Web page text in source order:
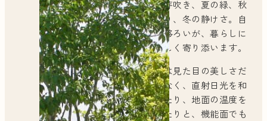
春の芽吹き、夏の緑、秋
の彩り、冬の静けさ。自
然の移ろいが、暮らしに
やさしく寄り添います。
植栽は見た目の美しさだ
けでなく、直射日光を和
らげたり、地面の温度を
抑えたりと、機能面でも